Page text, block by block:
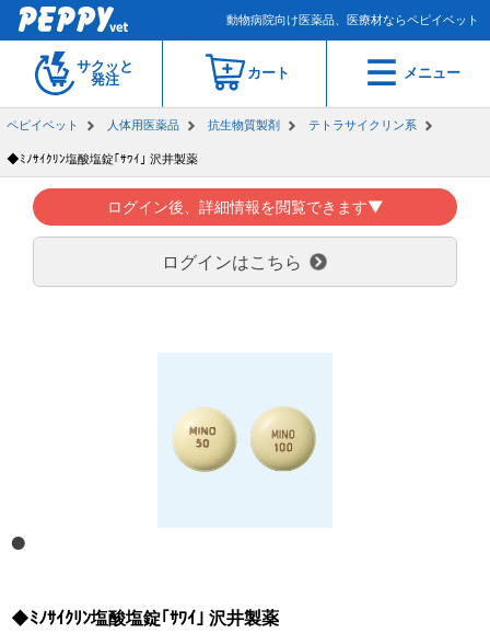
動物病院向け医薬品、医療材ならペピイベット
サクッと
発注
カート メニュー
ペピイベット 人体用医薬品 抗生物質製剤 テトラサイクリン系
◆ﾐﾉｻｲｸﾘﾝ塩酸塩錠｢ｻﾜｲ｣ 沢井製薬
ログイン後、詳細情報を閲覧できます▼
ログインはこちら
◆ﾐﾉｻｲｸﾘﾝ塩酸塩錠｢ｻﾜｲ｣ 沢井製薬